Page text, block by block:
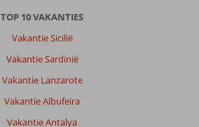
TOP 10 VAKANTIES
Vakantie Sicilië
Vakantie Sardinië
Vakantie Lanzarote
Vakantie Albufeira
Vakantie Antalya